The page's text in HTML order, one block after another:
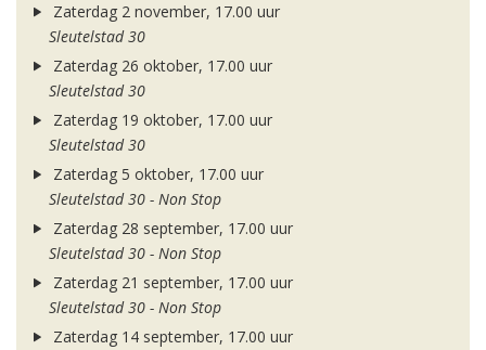
Zaterdag 2 november, 17.00 uur
Sleutelstad 30
Zaterdag 26 oktober, 17.00 uur
Sleutelstad 30
Zaterdag 19 oktober, 17.00 uur
Sleutelstad 30
Zaterdag 5 oktober, 17.00 uur
Sleutelstad 30 - Non Stop
Zaterdag 28 september, 17.00 uur
Sleutelstad 30 - Non Stop
Zaterdag 21 september, 17.00 uur
Sleutelstad 30 - Non Stop
Zaterdag 14 september, 17.00 uur